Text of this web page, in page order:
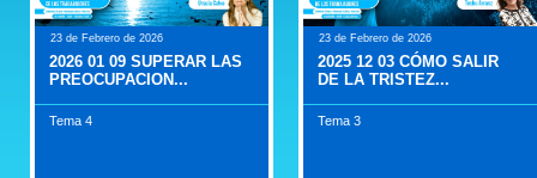
23 de Febrero de 2026
2026 01 09 SUPERAR LAS
PREOCUPACION...
Tema 4
23 de Febrero de 2026
2025 12 03 CÓMO SALIR
DE LA TRISTEZ...
Tema 3